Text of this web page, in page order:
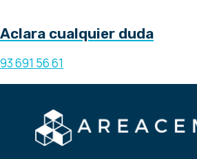
Aclara cualquier duda
93 691 56 61